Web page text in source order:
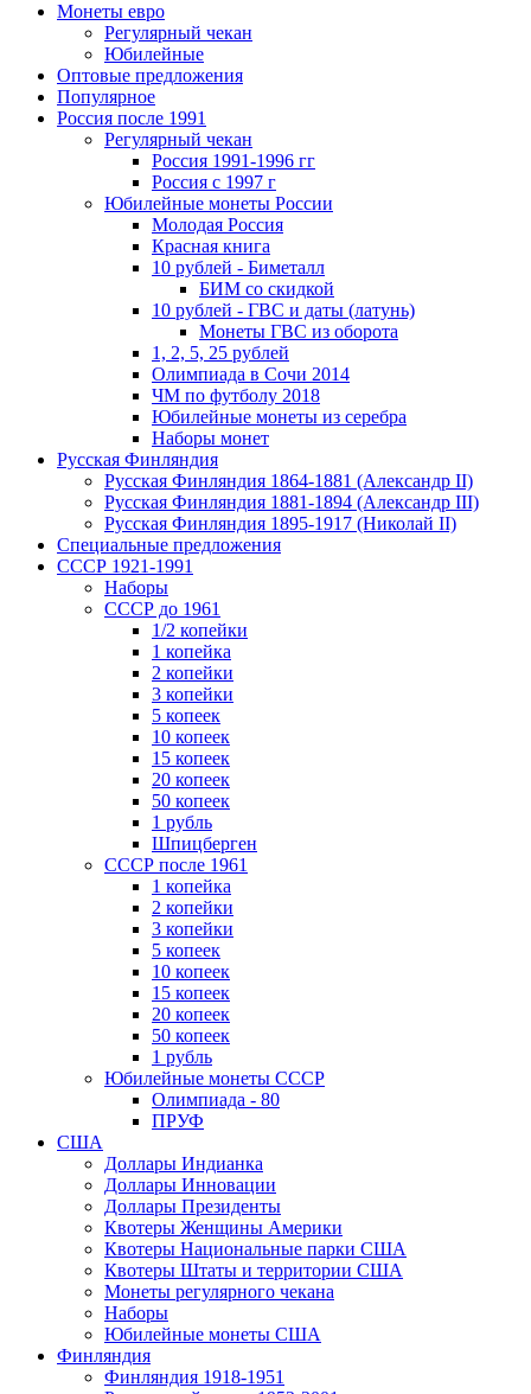
Монеты евро
Регулярный чекан
Юбилейные
Оптовые предложения
Популярное
Россия после 1991
Регулярный чекан
Россия 1991-1996 гг
Россия с 1997 г
Юбилейные монеты России
Молодая Россия
Красная книга
10 рублей - Биметалл
БИМ со скидкой
10 рублей - ГВС и даты (латунь)
Монеты ГВС из оборота
1, 2, 5, 25 рублей
Олимпиада в Сочи 2014
ЧМ по футболу 2018
Юбилейные монеты из серебра
Наборы монет
Русская Финляндия
Русская Финляндия 1864-1881 (Александр II)
Русская Финляндия 1881-1894 (Александр III)
Русская Финляндия 1895-1917 (Николай II)
Специальные предложения
СССР 1921-1991
Наборы
СССР до 1961
1/2 копейки
1 копейка
2 копейки
3 копейки
5 копеек
10 копеек
15 копеек
20 копеек
50 копеек
1 рубль
Шпицберген
СССР после 1961
1 копейка
2 копейки
3 копейки
5 копеек
10 копеек
15 копеек
20 копеек
50 копеек
1 рубль
Юбилейные монеты СССР
Олимпиада - 80
ПРУФ
США
Доллары Индианка
Доллары Инновации
Доллары Президенты
Квотеры Женщины Америки
Квотеры Национальные парки США
Квотеры Штаты и территории США
Монеты регулярного чекана
Наборы
Юбилейные монеты США
Финляндия
Финляндия 1918-1951